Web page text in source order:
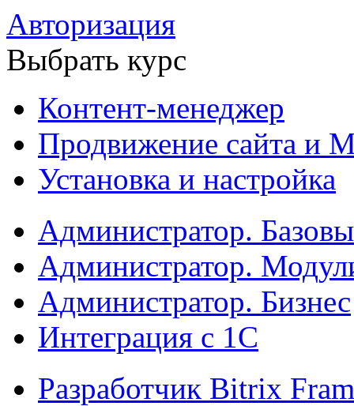
Авторизация
Выбрать курс
Контент-менеджер
Продвижение сайта и
Установка и настройка
Администратор.
Администратор.
Администратор. Бизнес
Интеграция с 1С
Разработчик Bitrix